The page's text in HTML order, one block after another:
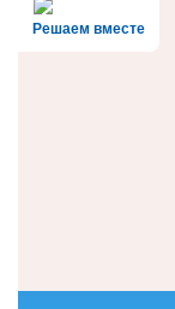
Решаем вместе